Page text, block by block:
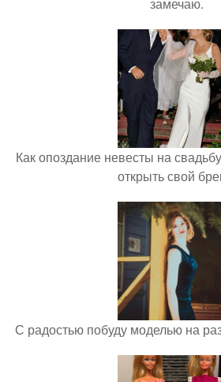
Как опоздание невесты на
открыть свой
С радостью побуду моделью на